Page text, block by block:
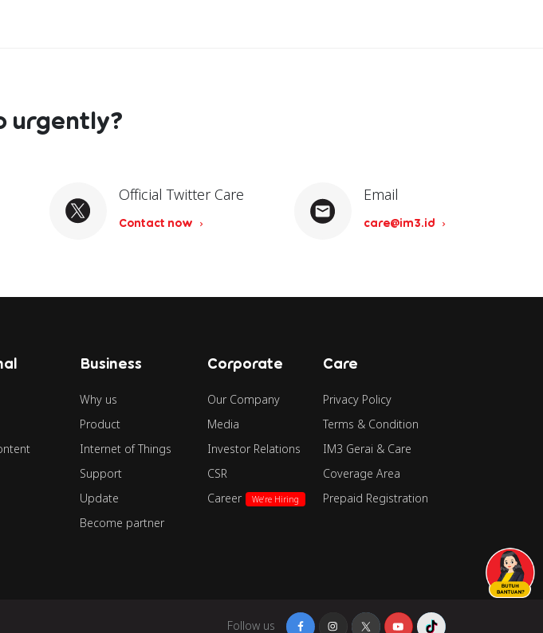
urgently?
Official Twitter Care
Contact now
Email
care@im3.id
Business
Why us
Product
Internet of Things
Support
Update
Become partner
Corporate
Our Company
Media
Investor Relations
CSR
Career
We're Hiring
Care
Privacy Policy
Terms & Condition
IM3 Gerai & Care
Coverage Area
Prepaid Registration
Follow us